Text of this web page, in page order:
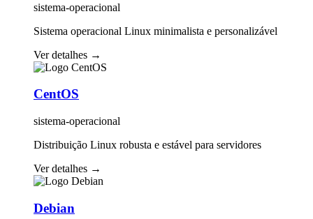
sistema-operacional
Sistema operacional Linux minimalista e personalizável
Ver detalhes →
CentOS
sistema-operacional
Distribuição Linux robusta e estável para servidores
Ver detalhes →
Debian